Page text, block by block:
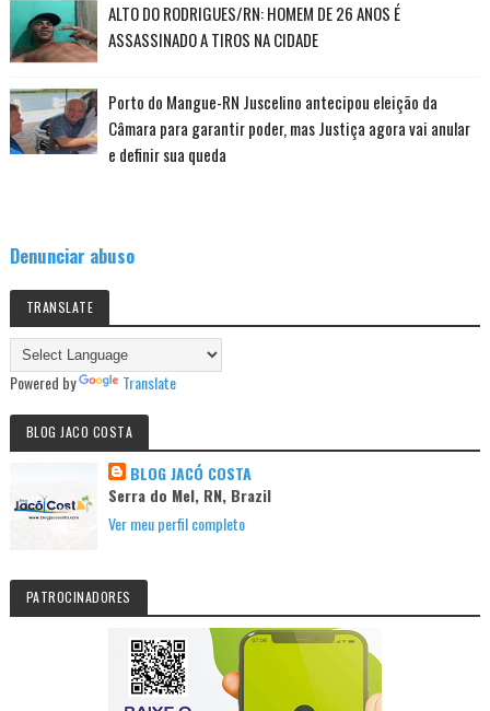
ALTO DO RODRIGUES/RN: HOMEM DE 26 ANOS É
ASSASSINADO A TIROS NA CIDADE
Porto do Mangue-RN Juscelino antecipou eleição da
Câmara para garantir poder, mas Justiça agora vai anular
e definir sua queda
Denunciar abuso
TRANSLATE
Powered by Translate
BLOG JACO COSTA
BLOG JACÓ COSTA
Serra do Mel, RN, Brazil
Ver meu perfil completo
PATROCINADORES